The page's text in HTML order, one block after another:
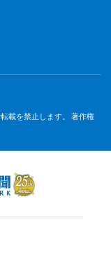
載を禁止します。 著作権